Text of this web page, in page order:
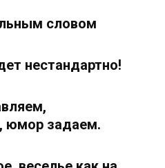
словом
нестандартно!
юмор задаем.